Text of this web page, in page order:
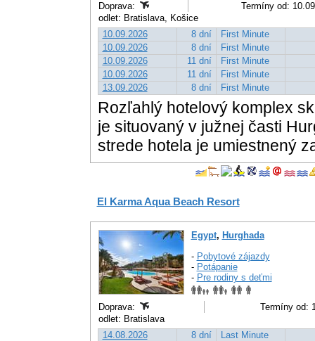
Doprava:
Termíny od:
odlet: Bratislava, Košice
10.09.2026
8 dní
First Minute
10.09.2026
8 dní
First Minute
10.09.2026
11 dní
First Minute
10.09.2026
11 dní
First Minute
13.09.2026
8 dní First Minute
Rozľahlý hotelový komplex
je situovaný v južnej časti
strede hotela je umiestnený
El Karma Aqua Beach Resort
Egypt, Hurghada
- Pobytové zájazdy
- Potápanie
- Pre rodiny s deťmi
Doprava:
Termíny od:
odlet: Bratislava
14.08.2026
8 dní
Last Minute